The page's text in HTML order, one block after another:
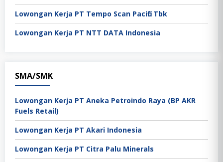
Lowongan Kerja PT Tempo Scan Pacific Tbk
Lowongan Kerja PT NTT DATA Indonesia
SMA/SMK
Lowongan Kerja PT Aneka Petroindo Raya (BP AKR
Fuels Retail)
Lowongan Kerja PT Akari Indonesia
Lowongan Kerja PT Citra Palu Minerals